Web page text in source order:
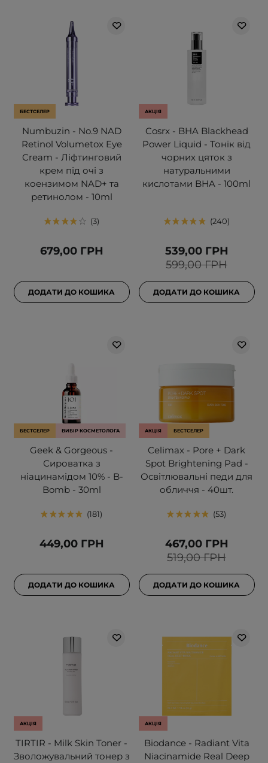
БЕСТСЕЛЕР
Numbuzin - No.9 NAD
Retinol Volumetox Eye
Cream - Ліфтинговий
крем під очі з
коензимом NAD+ та
ретинолом - 10ml
3
679,00 ГРН
ДОДАТИ ДО КОШИКА
АКЦІЯ
Cosrx - BHA Blackhead
Power Liquid - Тонік від
чорних цяток з
натуральними
кислотами BHA - 100ml
240
599,00 ГРН
539,00 ГРН
ДОДАТИ ДО КОШИКА
БЕСТСЕЛЕР ВИБІР КОСМЕТОЛОГА
Geek & Gorgeous -
Сироватка з
ніацинамідом 10% - B-
Bomb - 30ml
181
449,00 ГРН
ДОДАТИ ДО КОШИКА
АКЦІЯ БЕСТСЕЛЕР
Celimax - Pore + Dark
Spot Brightening Pad -
Освітлювальні педи для
обличчя - 40шт.
53
519,00 ГРН
467,00 ГРН
ДОДАТИ ДО КОШИКА
АКЦІЯ
TIRTIR - Milk Skin Toner -
Зволожувальний тонер з
АКЦІЯ
Biodance - Radiant Vita
Niacinamide Real Deep